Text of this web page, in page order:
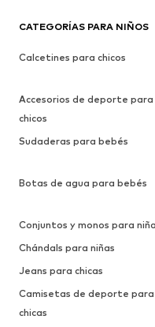
CATEGORÍAS PARA NIÑOS
Calcetines para chicos
Accesorios de deporte para
chicos
Sudaderas para bebés
Botas de agua para bebés
Conjuntos y monos para
Chándals para niñas
Jeans para chicas
Camisetas de deporte para
chicas